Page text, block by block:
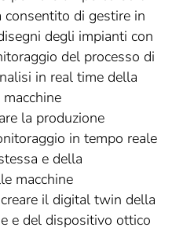
consentito di gestire in
degli impianti con
del processo di
in real time della
la produzione
in tempo reale
e della
macchine
il digital twin della
e del dispositivo ottico